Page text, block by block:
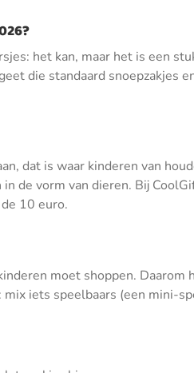
het kan, maar het is een
die standaard snoepzakjes
dat is waar kinderen van
de vorm van dieren. Bij
10 euro.
moet shoppen.
iets speelbaars (een mini-